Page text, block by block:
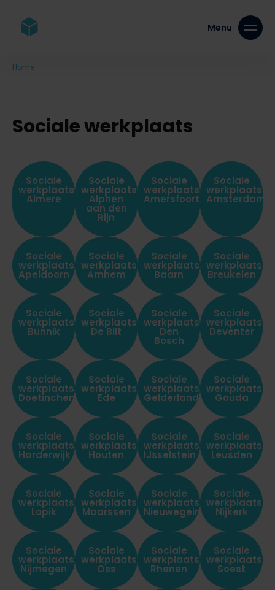
Home
Sociale werkplaats
Sociale
werkplaats
Almere
Sociale
werkplaats
Alphen
aan den
Rijn
Sociale
werkplaats
Amersfoort
Sociale
werkplaats
Amsterdam
Sociale
werkplaats
Apeldoorn
Sociale
werkplaats
Arnhem
Sociale
werkplaats
Baarn
Sociale
werkplaats
Breukelen
Sociale
werkplaats
Bunnik
Sociale
werkplaats
De Bilt
Sociale
werkplaats
Den
Bosch
Sociale
werkplaats
Deventer
Sociale
werkplaats
Doetinchem
Sociale
werkplaats
Ede
Sociale
werkplaats
Gelderland
Sociale
werkplaats
Gouda
Sociale
werkplaats
Harderwijk
Sociale
werkplaats
Houten
Sociale
werkplaats
IJsselstein
Sociale
werkplaats
Leusden
Sociale
werkplaats
Lopik
Sociale
werkplaats
Maarssen
Sociale
werkplaats
Nieuwegein
Sociale
werkplaats
Nijkerk
Sociale
werkplaats
Nijmegen
Sociale
werkplaats
Oss
Sociale
werkplaats
Rhenen
Sociale
werkplaats
Soest